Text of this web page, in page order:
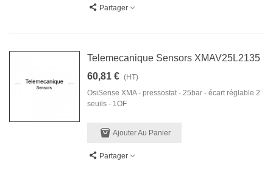
Partager
Telemecanique Sensors XMAV25L2135
60,81 € (HT)
OsiSense XMA - pressostat - 25bar - écart réglable 2
seuils - 1OF
Ajouter Au Panier
Partager